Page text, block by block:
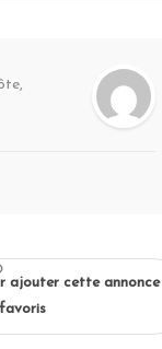
ajouter cette annonce